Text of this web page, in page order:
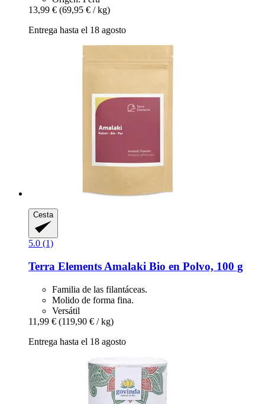
13,99 € (69,95 € / kg)
Entrega hasta el 18 agosto
Cesta
5.0 (1)
Terra Elements Amalaki Bio en Polvo, 100 g
Familia de las filantáceas.
Molido de forma fina.
Versátil
11,99 € (119,90 € / kg)
Entrega hasta el 18 agosto